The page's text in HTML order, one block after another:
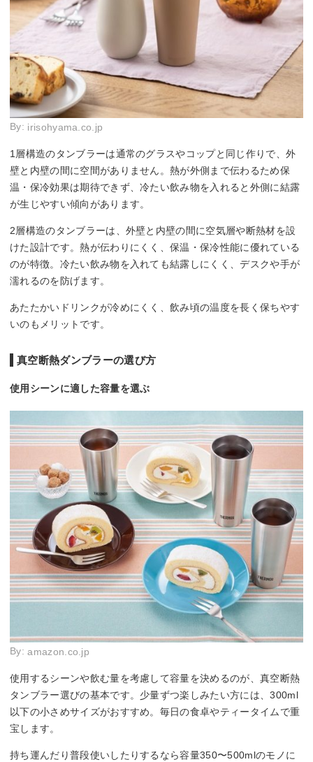
By: irisohyama.co.jp
1層構造のタンブラーは通常のグラスやコップと同じ作りで、外
壁と内壁の間に空間がありません。熱が外側まで伝わるため保
温・保冷効果は期待できず、冷たい飲み物を入れると外側に結露
が生じやすい傾向があります。
2層構造のタンブラーは、外壁と内壁の間に空気層や断熱材を設
けた設計です。熱が伝わりにくく、保温・保冷性能に優れている
のが特徴。冷たい飲み物を入れても結露しにくく、デスクや手が
濡れるのを防げます。
あたたかいドリンクが冷めにくく、飲み頃の温度を長く保ちやす
いのもメリットです。
真空断熱ダンブラーの選び方
使用シーンに適した容量を選ぶ
By:amazon.co.jp
使用するシーンや飲む量を考慮して容量を決めるのが、真空断熱
タンブラー選びの基本です。少量ずつ楽しみたい方には、300ml
以下の小さめサイズがおすすめ。毎日の食卓やティータイムで重
宝します。
持ち運んだり普段使いしたりするなら容量350〜500mlのモノに